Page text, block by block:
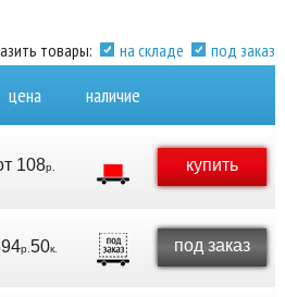
товары: на складе под заказ
цена наличие
108р. купить
р. 50к. под заказ